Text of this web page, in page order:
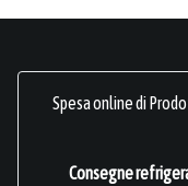
Spesa online di
Consegne